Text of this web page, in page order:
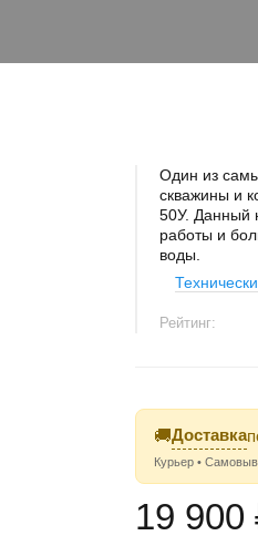
Один из
скважины и
50У. Данный
работы и
воды.
Рейтинг:
🚚Доставка
Курьер •
19 900